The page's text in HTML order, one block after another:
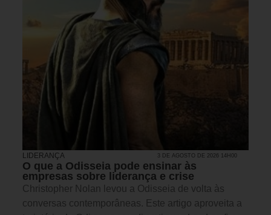
LIDERANÇA 3 DE AGOSTO DE 2026 14H00
O que a Odisseia pode ensinar às
empresas sobre liderança e crise
Christopher Nolan levou a Odisseia de volta às
conversas contemporâneas. Este artigo aproveita a